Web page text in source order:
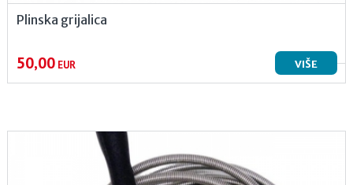
Plinska grijalica
50,00EUR VIŠE